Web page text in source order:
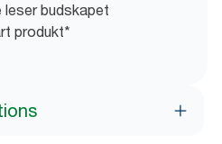
budskapet
produkt*